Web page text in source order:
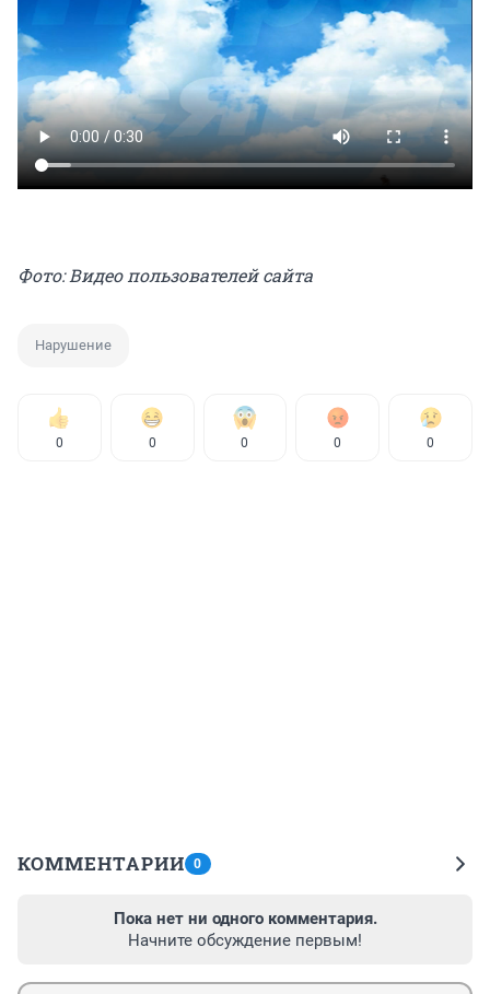
Фото: Видео пользователей сайта
Нарушение
0 0 0 0 0
КОММЕНТАРИИ 0
Пока нет ни одного комментария.
Начните обсуждение первым!